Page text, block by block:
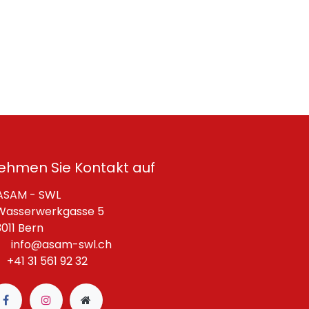
Sie Kontakt auf
- SWL
5
Bern
info@asam-swl.ch
+41 31 561 92 32